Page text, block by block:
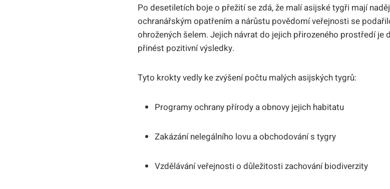
Po desetiletích⁤ boje o⁣ přežití se⁣ zdá, že malí asijské tygři mají
ochranářským ‌opatřením a nárůstu povědomí‌ veřejnosti se
⁢ohrožených šelem. Jejich⁤ návrat do jejich přirozeného prostředí je
⁤přinést pozitivní výsledky.
Tyto krokty vedly ke​ zvýšení počtu malých asijských‌ tygrů:
Programy ochrany přírody a⁣ obnovy jejich habitatu
Zakázání ‌nelegálního lovu a ‌obchodování s tygry
Vzdělávání ⁢veřejnosti o důležitosti zachování biodiverzity